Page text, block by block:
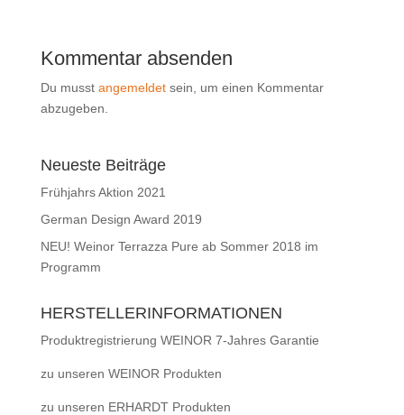
Kommentar absenden
Du musst angemeldetsein, um einen Kommentar
abzugeben.
Neueste Beiträge
Frühjahrs Aktion 2021
German Design Award 2019
NEU! Weinor Terrazza Pure ab Sommer 2018 im
Programm
HERSTELLERINFORMATIONEN
Produktregistrierung WEINOR 7-Jahres Garantie
zu unseren WEINOR Produkten
zu unseren ERHARDT Produkten